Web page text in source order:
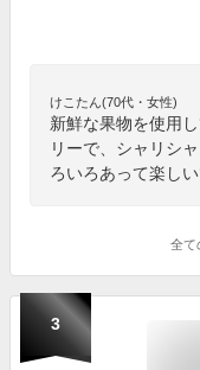
けこたん(70代・女性)
新鮮な果物を使用
リーで、シャリシ
ろいろあって楽しい
全て
3